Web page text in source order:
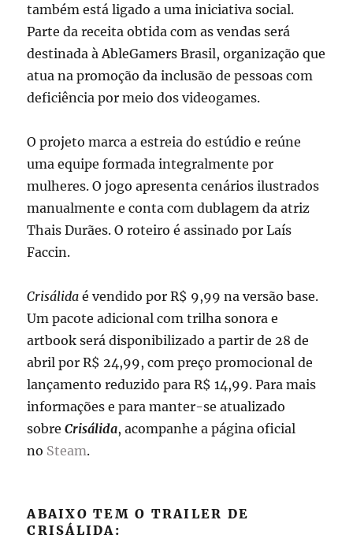
também está ligado a uma iniciativa social.
Parte da receita obtida com as vendas será
destinada à AbleGamers Brasil, organização que
atua na promoção da inclusão de pessoas com
deficiência por meio dos videogames.
O projeto marca a estreia do estúdio e reúne
uma equipe formada integralmente por
mulheres. O jogo apresenta cenários ilustrados
manualmente e conta com dublagem da atriz
Thais Durães. O roteiro é assinado porLaís
Faccin.
Crisálida é vendido por R$ 9,99 na versão base.
Um pacote adicional com trilha sonora e
artbook será disponibilizado a partir de 28 de
abril por R$ 24,99, com preço promocional de
lançamento reduzido para R$ 14,99. Para mais
informações e para manter-se atualizado
sobreCrisálida, acompanhe a página oficial
no Steam.
ABAIXO TEM O TRAILER DE
CRISÁLIDA: